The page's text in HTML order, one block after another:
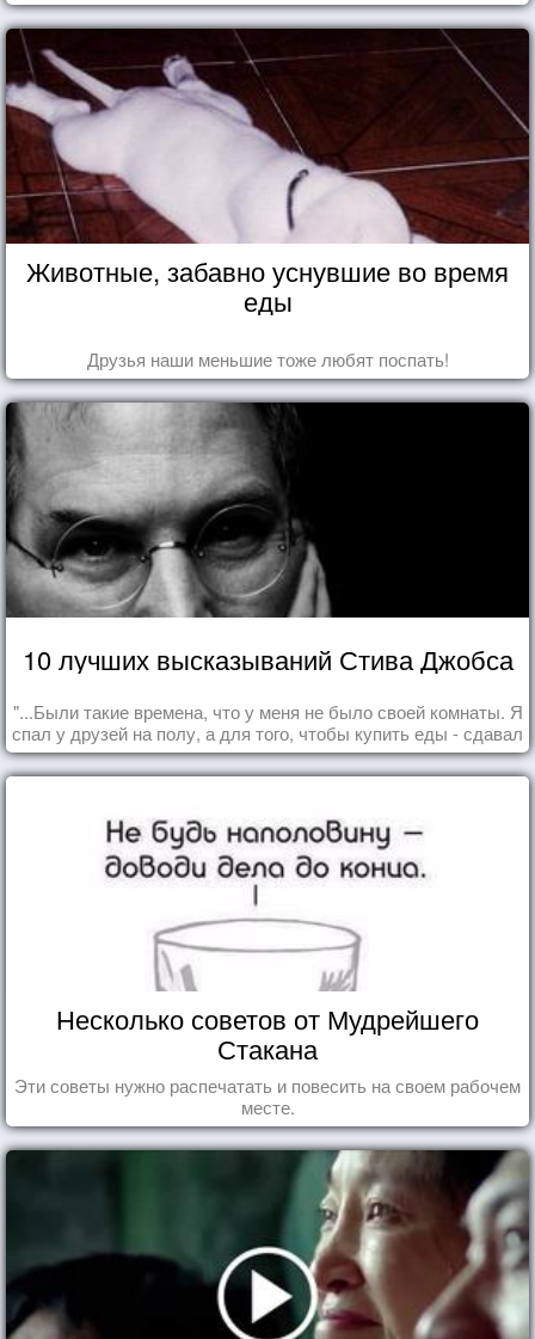
Животные, забавно уснувшие во время
еды
Друзья наши меньшие тоже любят поспать!
10 лучших высказываний Стива Джобса
"...Были такие времена, что у меня не было своей комнаты. Я
спал у друзей на полу, а для того, чтобы купить еды - сдавал
бутылки из под кока-колы"
Несколько советов от Мудрейшего
Стакана
Эти советы нужно распечатать и повесить на своем рабочем
месте.